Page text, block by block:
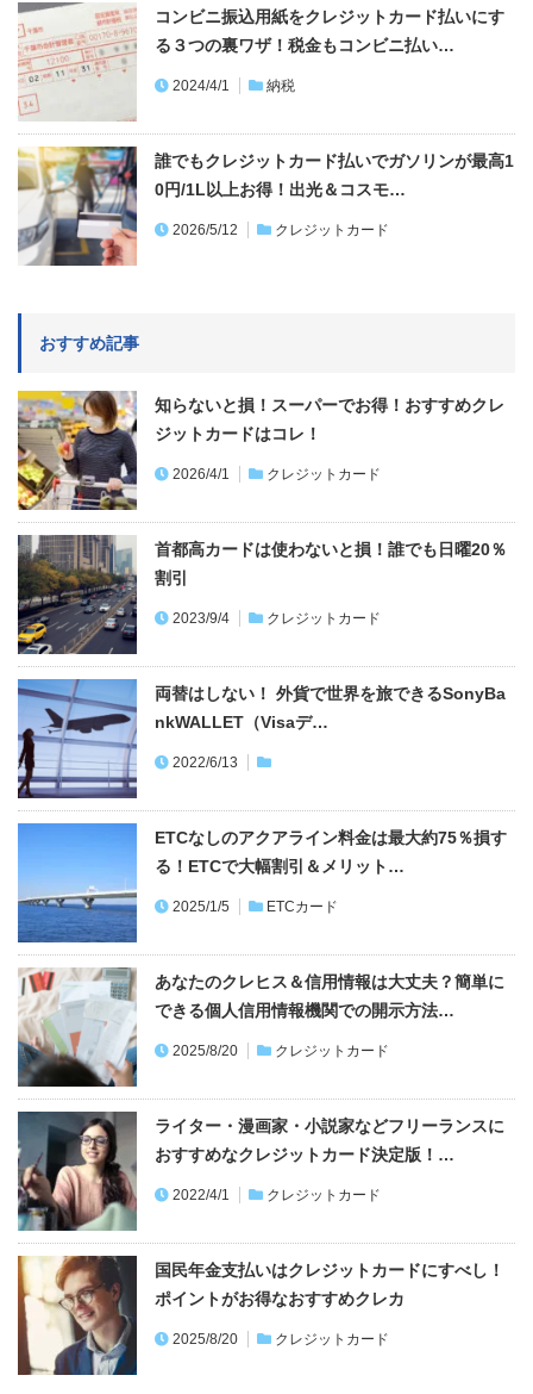
コンビニ振込用紙をクレジットカード払いにす
る３つの裏ワザ！税金もコンビニ払い…
2024/4/1 納税
誰でもクレジットカード払いでガソリンが最高1
0円/1L以上お得！出光＆コスモ…
2026/5/12 クレジットカード
おすすめ記事
知らないと損！スーパーでお得！おすすめクレ
ジットカードはコレ！
2026/4/1 クレジットカード
首都高カードは使わないと損！誰でも日曜20％
割引
2023/9/4 クレジットカード
両替はしない！ 外貨で世界を旅できるSonyBa
nkWALLET（Visaデ…
2022/6/13
ETCなしのアクアライン料金は最大約75％損す
る！ETCで大幅割引＆メリット…
2025/1/5 ETCカード
あなたのクレヒス＆信用情報は大丈夫？簡単に
できる個人信用情報機関での開示方法…
2025/8/20 クレジットカード
ライター・漫画家・小説家などフリーランスに
おすすめなクレジットカード決定版！…
2022/4/1 クレジットカード
国民年金支払いはクレジットカードにすべし！
ポイントがお得なおすすめクレカ
2025/8/20 クレジットカード